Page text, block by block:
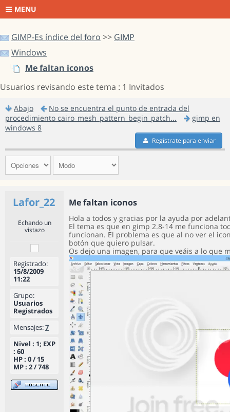
MENU
GIMP-Es índice del foro >> GIMP
Windows
Me faltan iconos
Usuarios revisando este tema : 1 Invitados
Abajo
No se encuentra el punto de entrada del
procedimiento cairo_mesh_pattern_begin_patch...
gimp en
windows 8
Regístrate para enviar
Lafor_22 Me faltan iconos
Echando un
vistazo
Registrado:
15/8/2009
11:22
Grupo:
Usuarios
Registrados
Mensajes:7
Nivel : 1; EXP
: 60
HP : 0 / 15
MP : 2 / 748
Hola a todos y gracias por la ayuda por
El tema es que en gimp 2.8-14 me funciona
funcionan. El problema es que al no ver el
botón que quiero pulsar.
Os dejo una imagen, para que veáis a lo que